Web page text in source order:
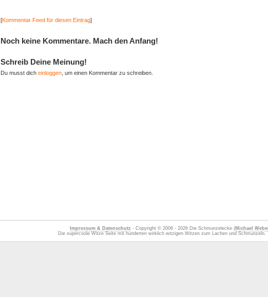
[Kommentar Feed für diesen Eintrag]
Noch keine Kommentare. Mach den Anfang!
Schreib Deine Meinung!
Du musst dich einloggen , um einen Kommentar zu schreiben.
Impressum & Datenschutz - Copyright © 2006 - 2026 Die Schmunzelecke (Michael
Die supercoole Witze Seite mit hunderten wirklich witzigen Witzen zum Lachen und